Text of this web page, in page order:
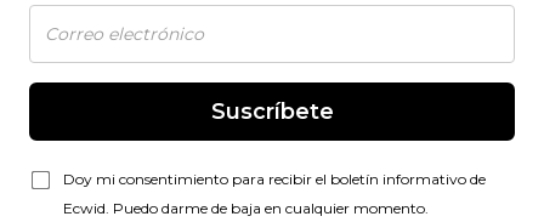
Suscríbete
Doy mi consentimiento para recibir el boletín informativo de
Ecwid. Puedo darme de baja en cualquier momento.